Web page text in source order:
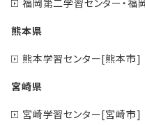
熊本県
熊本学習センター[熊本市]
宮崎県
宮崎学習センター[宮崎市]